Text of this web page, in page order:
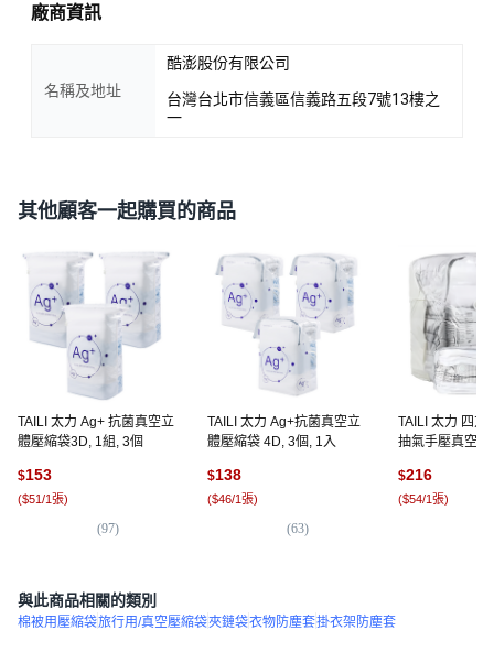
廠商資訊
名稱及地址
酷澎股份有限公司
台灣台北市信義區信義路五段7號13樓之
一
其他顧客一起購買的商品
TAILI 太力 Ag+ 抗菌真空立
體壓縮袋3D, 1組, 3個
$153
($51/1張)
(97)
TAILI 太力 Ag+抗菌真空立
體壓縮袋 4D, 3個, 1入
$138
($46/1張)
(63)
TAILI 太力 四方
抽氣手壓真空收
$216
($54/1張)
與此商品相關的類別
棉被用壓縮袋旅行用/真空壓縮袋夾鏈袋衣物防塵套掛衣架防塵套